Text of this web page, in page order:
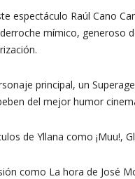
espectáculo Raúl Cano
mímico, generoso
principal, un
del mejor humor
de Yllana como ¡Muu!,
como La hora de José